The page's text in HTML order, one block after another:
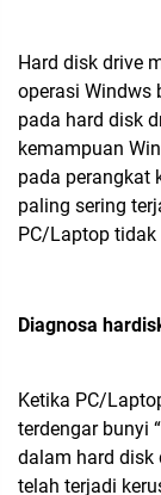
Hard disk drive
operasi Windws
pada hard disk
kemampuan
pada perangkat
paling sering
PC/Laptop
Diagnosa
Ketika PC/
terdengar bunyi
dalam hard disk
telah terjadi